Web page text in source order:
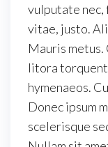
vulputate nec,
vitae, justo.
Mauris
litora
hymenaeos.
Donec ipsum
scelerisque